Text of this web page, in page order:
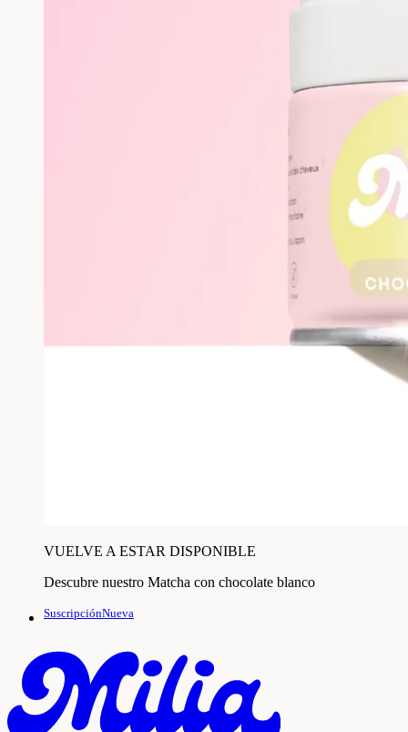
VUELVE A ESTAR DISPONIBLE
Descubre nuestro Matcha con chocolate blanco
SuscripciónNueva